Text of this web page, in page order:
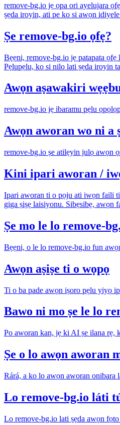
remove-bg.io jẹ ọpa ori ayelujara
ṣẹda iroyin, ati pe ko si awọn
Ṣe remove-bg.io ọfẹ?
Bẹẹni, remove-bg.io jẹ patapata
Pẹlupẹlu, ko si nilo lati ṣẹda iroyin
Awọn aṣawakiri
remove-bg.io jẹ ibaramu pẹlu
Awọn aworan wo ni a
remove-bg.io ṣe atilẹyin julọ awọn
Kini ipari aworan /
Ipari aworan ti o pọju ati iwọn faili
giga ṣiṣẹ laisiyonu. Sibẹsibẹ, awọn
Ṣe mo le lo remove-
Bẹẹni, o le lo remove-bg.io fun
Awọn aṣiṣe ti o wọpọ
Ti o ba pade awọn iṣoro pẹlu yiyọ
Bawo ni mo ṣe le lo
Po aworan kan, jẹ ki AI ṣe ilana rẹ,
Ṣe o lo awọn aworan
Rárá, a ko lo awọn aworan
Lo remove-bg.io láti
Lo remove-bg.io lati ṣẹda awọn